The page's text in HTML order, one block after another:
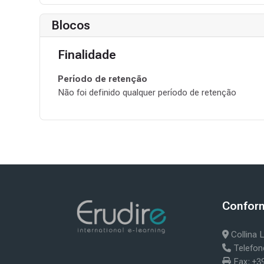
Blocos
Finalidade
Período de retenção
Não foi definido qualquer período de retenção
Blocos Ignorar
Collina
Fax: